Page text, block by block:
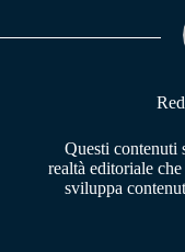
pp m
Questi contenuti
realtà editoriale
sviluppa